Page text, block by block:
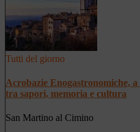
Tutti del giorno
Acrobazie Enogastronomiche,
tra sapori, memoria e cultura
San Martino al Cimino